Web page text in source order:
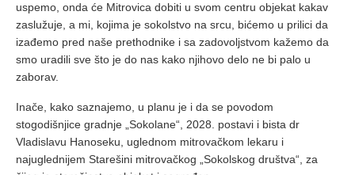
uspemo, onda će Mitrovica dobiti u svom centru objekat kakav
zaslužuje, a mi, kojima je sokolstvo na srcu, bićemo u prilici da
izađemo pred naše prethodnike i sa zadovoljstvom kažemo da
smo uradili sve što je do nas kako njihovo delo ne bi palo u
zaborav.
Inače, kako saznajemo, u planu je i da se povodom
stogodišnjice gradnje „Sokolane“, 2028. postavi i bista dr
Vladislavu Hanoseku, uglednom mitrovačkom lekaru i
najuglednijem Starešini mitrovačkog „Sokolskog društva“, za